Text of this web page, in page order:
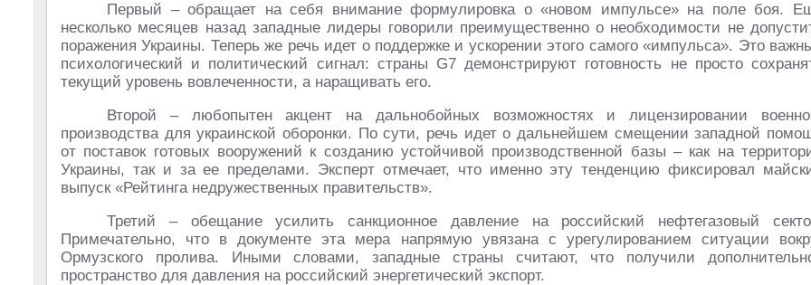
Первый – обращает на себя внимание формулировка о «новом импульсе» на поле боя.
несколько месяцев назад западные лидеры говорили преимущественно о необходимости не
поражения Украины. Теперь же речь идет о поддержке и ускорении этого самого «импульса». Это
психологический и политический сигнал: страны G7 демонстрируют готовность не просто
текущий уровень вовлеченности, а наращивать его.
Второй – любопытен акцент на дальнобойных возможностях и лицензировании
производства для украинской оборонки. По сути, речь идет о дальнейшем смещении западной
от поставок готовых вооружений к созданию устойчивой производственной базы – как на
Украины, так и за ее пределами. Эксперт отмечает, что именно эту тенденцию фиксировал
выпуск «Рейтинга недружественных правительств».
Третий – обещание усилить санкционное давление на российский нефтегазовый
Примечательно, что в документе эта мера напрямую увязана с урегулированием ситуации
Ормузского пролива. Иными словами, западные страны считают, что получили
пространство для давления на российский энергетический экспорт.